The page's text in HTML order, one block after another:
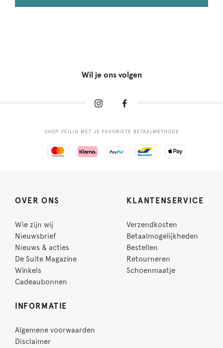
Wil je ons volgen
SHOP VEILIG MET JE FAVORIETE BETAALMETHODE
OVER ONS
Wie zijn wij
Nieuwsbrief
Nieuws & acties
De Suite Magazine
Winkels
Cadeaubonnen
KLANTENSERVICE
Verzendkosten
Betaalmogelijkheden
Bestellen
Retourneren
Schoenmaatje
INFORMATIE
Algemene voorwaarden
Disclaimer